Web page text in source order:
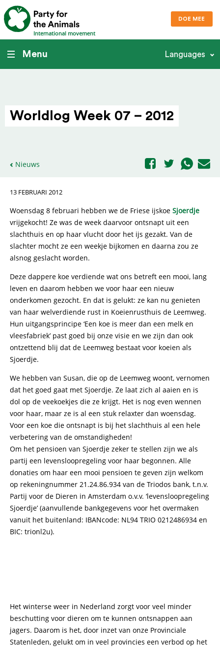
International movement
DOE MEE
Menu Languages
Worldlog Week 07 – 2012
Nieuws
13 FEBRUARI 2012
Woensdag 8 februari hebben we de Friese ijskoe Sjoerdje
vrijgekocht! Ze was de week daarvoor ontsnapt uit een
slachthuis en op haar vlucht door het ijs gezakt. Van de
slachter mocht ze een weekje bijkomen en daarna zou ze
alsnog geslacht worden.
Deze dappere koe verdiende wat ons betreft een mooi, lang
leven en daarom hebben we voor haar een nieuw
onderkomen gezocht. En dat is gelukt: ze kan nu genieten
van haar welverdiende rust in Koeienrusthuis de Leemweg.
Hun uitgangsprincipe ‘Een koe is meer dan een melk en
vleesfabriek’ past goed bij onze visie en we zijn dan ook
ontzettend blij dat de Leemweg bestaat voor koeien als
Sjoerdje.
We hebben van Susan, die op de Leemweg woont, vernomen
dat het goed gaat met Sjoerdje. Ze laat zich al aaien en is
dol op de veekoekjes die ze krijgt. Het is nog even wennen
voor haar, maar ze is al een stuk relaxter dan woensdag.
Voor een koe die ontsnapt is bij het slachthuis al een hele
verbetering van de omstandigheden!
Om het pensioen van Sjoerdje zeker te stellen zijn we als
partij een levensloopregeling voor haar begonnen. Alle
donaties om haar een mooi pensioen te geven zijn welkom
op rekeningnummer 21.24.86.934 van de Triodos bank, t.n.v.
Partij voor de Dieren in Amsterdam o.v.v. ‘levensloopregeling
Sjoerdje’ (aanvullende bankgegevens voor het overmaken
vanuit het buitenland: IBANcode: NL94 TRIO 0212486934 en
BIC: trionl2u).
Het winterse weer in Nederland zorgt voor veel minder
beschutting voor dieren om te kunnen ontsnappen aan
jagers. Daarom is het, door inzet van onze Provinciale
Statenleden, gelukt om in veel provincies een verbod op het